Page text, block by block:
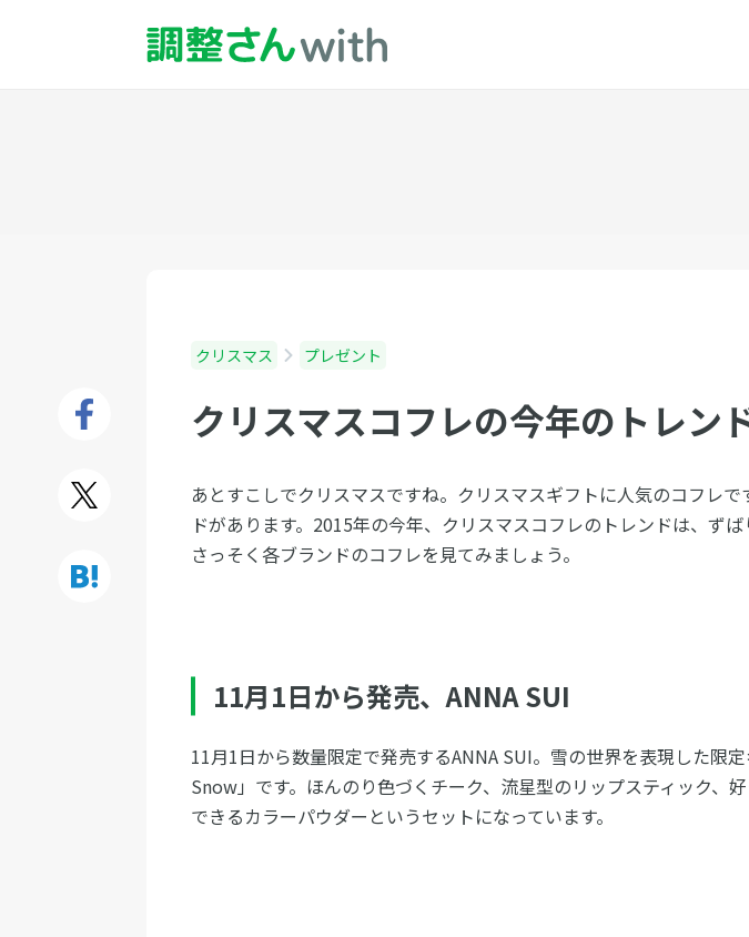
クリスマス プレゼント
クリスマスコフレの今年のトレン
あとすこしでクリスマスですね。クリスマスギフトに人気のコフレで
ドがあります。2015年の今年、クリスマスコフレのトレンドは、ずば
さっそく各ブランドのコフレを見てみましょう。
11月1日から発売、ANNA SUI
11月1日から数量限定で発売するANNA SUI。雪の世界を表現した限
Snow」です。ほんのり色づくチーク、流星型のリップスティック、
できるカラーパウダーというセットになっています。